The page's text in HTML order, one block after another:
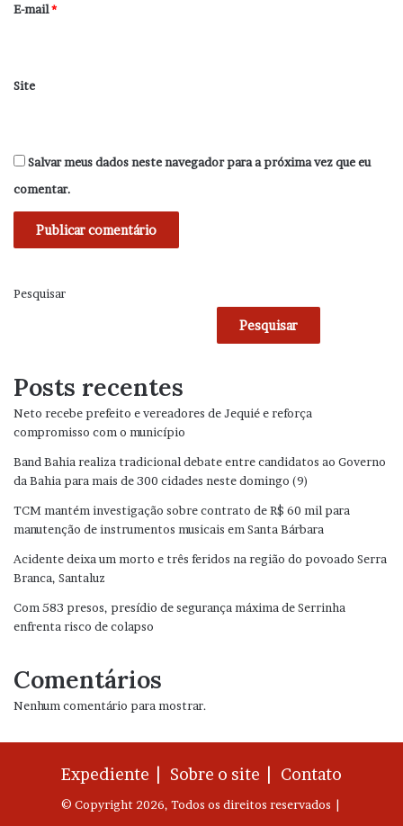
*
E-mail*
Site
Salvar meus dados neste navegador para a próxima vez que eu
comentar.
Pesquisar
Pesquisar
Posts recentes
Neto recebe prefeito e vereadores de Jequié e reforça
compromisso com o município
Band Bahia realiza tradicional debate entre candidatos ao Governo
da Bahia para mais de 300 cidades neste domingo (9)
TCM mantém investigação sobre contrato de R$ 60 mil para
manutenção de instrumentos musicais em Santa Bárbara
Acidente deixa um morto e três feridos na região do povoado Serra
Branca, Santaluz
Com 583 presos, presídio de segurança máxima de Serrinha
enfrenta risco de colapso
Comentários
Nenhum comentário para mostrar.
Expediente | Sobre o site | Contato
© Copyright 2026, Todos os direitos reservados |